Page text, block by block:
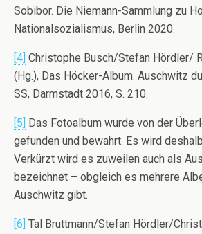
Sobibor. Die Niemann-Sammlung zu
Nationalsozialismus, Berlin 2020.
[4] Christophe Busch/Stefan Hördler/
(Hg.), Das Höcker-Album. Auschwitz
SS, Darmstadt 2016, S. 210.
[5] Das Fotoalbum wurde von der
gefunden und bewahrt. Es wird
Verkürzt wird es zuweilen auch als
bezeichnet – obgleich es mehrere
Auschwitz gibt.
[6] Tal Bruttmann/Stefan Hördler/